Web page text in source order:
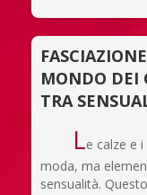
MONDO DEI
TRA
Le calze e
moda, ma
sensualità.